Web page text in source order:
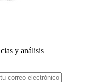
y análisis